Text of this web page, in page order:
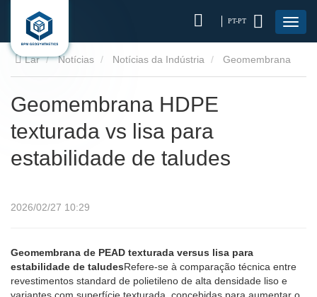
PT-PT
Lar Notícias Notícias da Indústria
Geomembrana HDPE
texturada vs lisa para
estabilidade de taludes
2026/02/27 10:29
Geomembrana de PEAD texturada versus lisa para
estabilidade de taludesRefere-se à comparação técnica entre
revestimentos standard de polietileno de alta densidade liso e